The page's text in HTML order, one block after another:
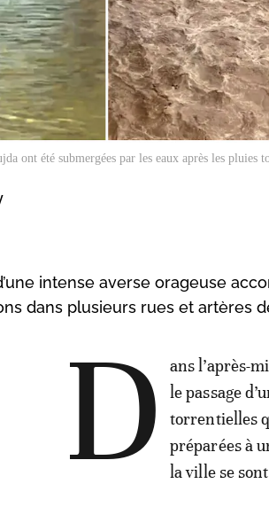
ont été submergées par les eaux après les
intense averse orageuse
dans plusieurs rues et artères
D
ans l’après-
le passage
torrentielles
préparées à
la ville se